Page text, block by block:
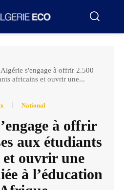
s'engage à offrir 2.500
africains et ouvrir une...
National
à offrir
aux étudiants
ouvrir une
à l’éducation